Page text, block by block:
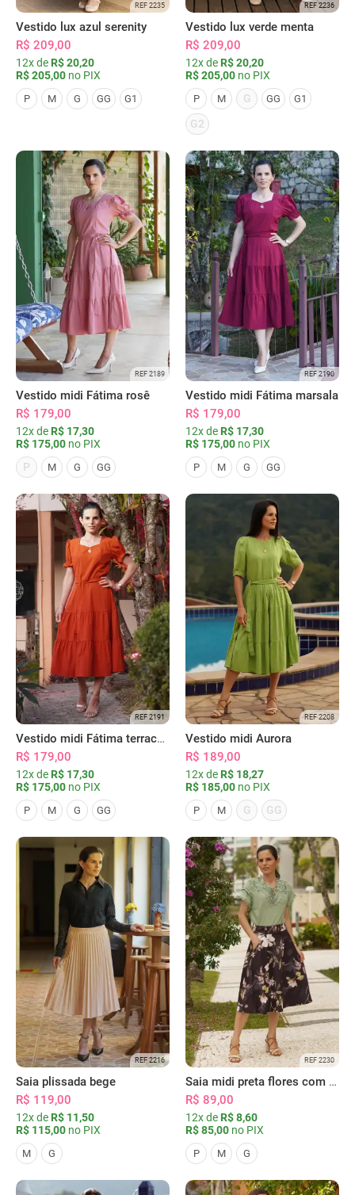
REF 2235
Vestido lux azul serenity
R$ 209,00
12x de R$ 20,20
R$ 205,00 no PIX
P M G GG G1
REF 2236
Vestido lux verde menta
R$ 209,00
12x de R$ 20,20
R$ 205,00 no PIX
P M G GG G1
G2
REF 2189
Vestido midi Fátima rosê
R$ 179,00
12x de R$ 17,30
R$ 175,00 no PIX
P
M G GG
REF 2190
Vestido midi Fátima marsala
R$ 179,00
12x de R$ 17,30
R$ 175,00 no PIX
P M G GG
REF 2191
Vestido midi Fátima terracota
R$ 179,00
12x de R$ 17,30
R$ 175,00 no PIX
P M G GG
REF 2208
Vestido midi Aurora
R$ 189,00
12x de R$ 18,27
R$ 185,00 no PIX
P M G GG
REF 2216
Saia plissada bege
R$ 119,00
12x de R$ 11,50
R$ 115,00 no PIX
M G
REF 2230
Saia midi preta flores com bolsos
R$ 89,00
12x de R$ 8,60
R$ 85,00 no PIX
P M G